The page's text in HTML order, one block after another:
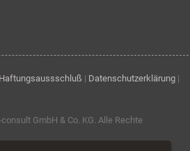
Haftungsaussschluß | Datenschutzerklärung |
GmbH & Co. KG . Alle Rechte
Produktbezeichnungen, Namen und